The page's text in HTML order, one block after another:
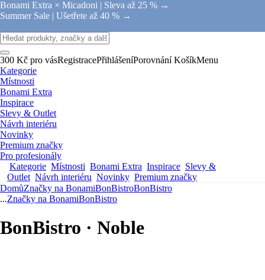
Bonami Extra × Micadoni | Sleva až 25 % →
Summer Sale | Ušetřete až 40 % →
300 Kč pro vásRegistracePřihlášeníPorovnání KošíkMenu
Kategorie
Místnosti
Bonami Extra
Inspirace
Slevy & Outlet
Návrh interiéru
Novinky
Premium značky
Pro profesionály
Kategorie Místnosti Bonami Extra Inspirace Slevy &
Outlet Návrh interiéru Novinky Premium značky
DomůZnačky na BonamiBonBistroBonBistro
...Značky na BonamiBonBistro
BonBistro · Noble